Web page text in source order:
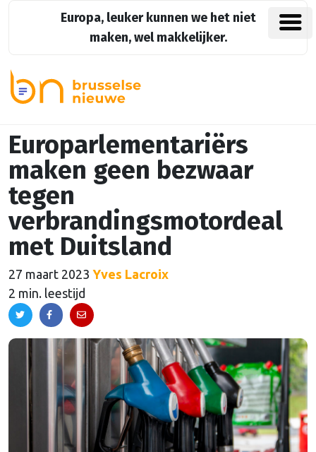
Europa, leuker kunnen we het niet
maken, wel makkelijker.
Europarlementariërs
maken geen bezwaar
tegen
verbrandingsmotordeal
met Duitsland
27 maart 2023 Yves Lacroix
2 min. leestijd